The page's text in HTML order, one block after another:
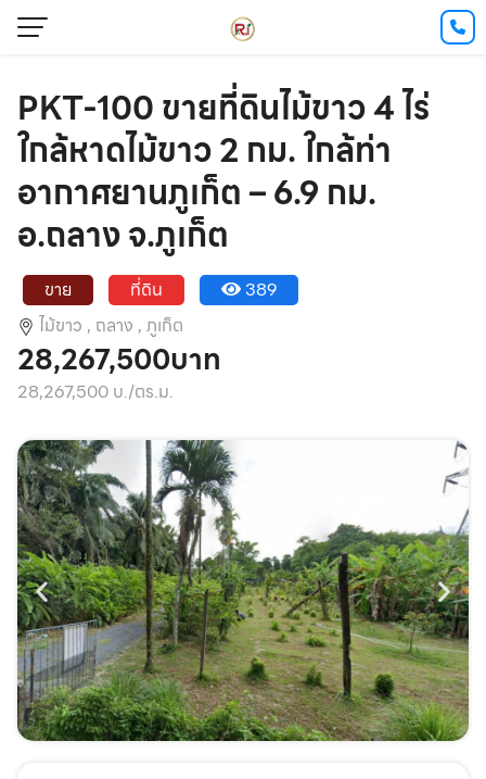
PKT-100 ขายที่ดินไม้ขาว 4 ไร่
ใกล้หาดไม้ขาว 2 กม. ใกล้ท่า
อากาศยานภูเก็ต – 6.9 กม.
อ.ถลาง จ.ภูเก็ต
ขาย ที่ดิน
389
ไม้ขาว , ถลาง , ภูเก็ต
28,267,500บาท
28,267,500 บ./ตร.ม.